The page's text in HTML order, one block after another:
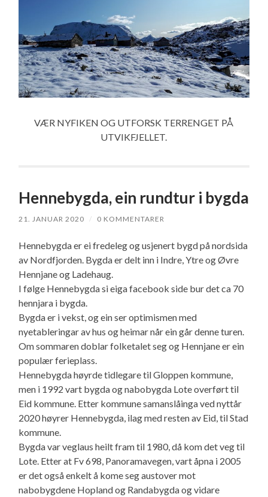
VÆR NYFIKEN OG UTFORSK TERRENGET PÅ
UTVIKFJELLET.
Hennebygda, ein rundtur i bygda
21. JANUAR 2020 / 0 KOMMENTARER
Hennebygda er ei fredeleg og usjenert bygd på nordsida
av Nordfjorden. Bygda er delt inn i Indre, Ytre og Øvre
Hennjane og Ladehaug.
I følge Hennebygda si eiga facebook side bur det ca 70
hennjara i bygda.
Bygda er i vekst, og ein ser optimismen med
nyetableringar av hus og heimar når ein går denne turen.
Om sommaren doblar folketalet seg og Hennjane er ein
populær ferieplass.
Hennebygda høyrde tidlegare til Gloppen kommune,
men i 1992 vart bygda og nabobygda Lote overført til
Eid kommune. Etter kommune samanslåinga ved nyttår
2020 høyrer Hennebygda, ilag med resten av Eid, til Stad
kommune.
Bygda var veglaus heilt fram til 1980, då kom det veg til
Lote. Etter at Fv 698, Panoramavegen, vart åpna i 2005
er det også enkelt å kome seg austover mot
nabobygdene Hopland og Randabygda og vidare